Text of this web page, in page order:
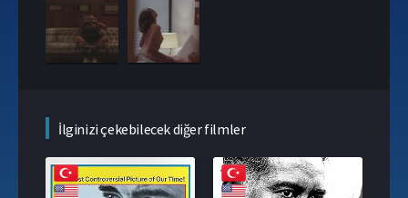
İlginizi çekebilecek diğer filmler